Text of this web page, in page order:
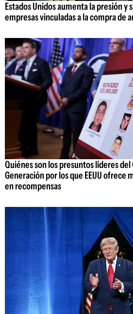
Estados Unidos aumenta la presión y
empresas vinculadas a la compra de
Quiénes son los presuntos líderes del
Generación por los que EEUU ofrece
en recompensas